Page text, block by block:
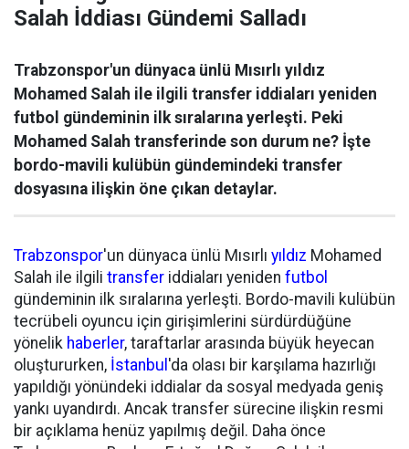
Salah İddiası Gündemi Salladı
Trabzonspor'un dünyaca ünlü Mısırlı yıldız
Mohamed Salah ile ilgili transfer iddiaları yeniden
futbol gündeminin ilk sıralarına yerleşti. Peki
Mohamed Salah transferinde son durum ne? İşte
bordo-mavili kulübün gündemindeki transfer
dosyasına ilişkin öne çıkan detaylar.
Trabzonspor'un dünyaca ünlü Mısırlı yıldız Mohamed
Salah ile ilgili transfer iddiaları yeniden futbol
gündeminin ilk sıralarına yerleşti. Bordo-mavili kulübün
tecrübeli oyuncu için girişimlerini sürdürdüğüne
yönelik haberler, taraftarlar arasında büyük heyecan
oluştururken, İstanbul 'da olası bir karşılama hazırlığı
yapıldığı yönündeki iddialar da sosyal medyada geniş
yankı uyandırdı. Ancak transfer sürecine ilişkin resmi
bir açıklama henüz yapılmış değil. Daha önce